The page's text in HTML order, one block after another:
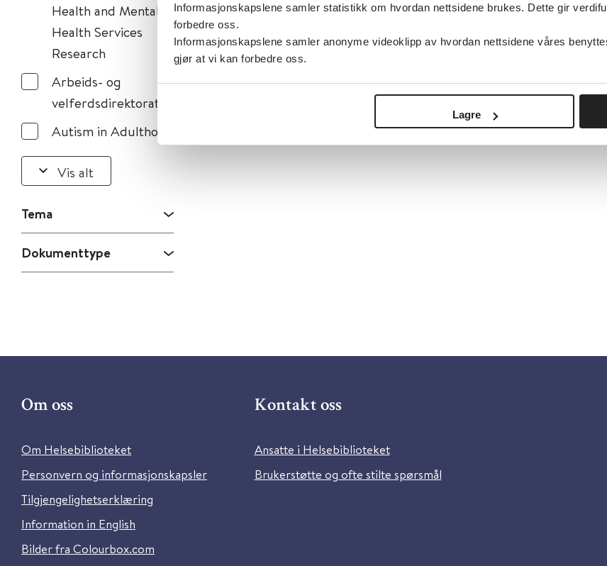
Informasjonskapslene samler statistikk om hvordan nettsidene brukes. Dette gir
forbedre oss.
Informasjonskapslene samler anonyme videoklipp av hvordan nettsidene våres
gjør at vi kan forbedre oss.
Lagre
Health and Mental
Health Services
Research
Arbeids- og
velferdsdirektoratet
Autism in Adulthood
Vis alt
Tema
Dokumenttype
Detaljer
24 25
Om oss
Om Helsebiblioteket
Personvern og informasjonskapsler
Tilgjengelighetserklæring
Information in English
Bilder fra Colourbox.com
Kontakt oss
Ansatte i Helsebiblioteket
Brukerstøtte og ofte stilte spørsmål